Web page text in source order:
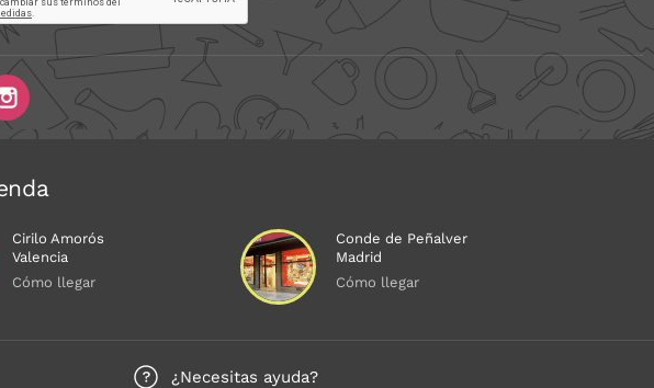
Cirilo Amorós
Valencia
Cómo llegar
Conde de Peñalver
Madrid
Cómo llegar
¿Necesitas ayuda?